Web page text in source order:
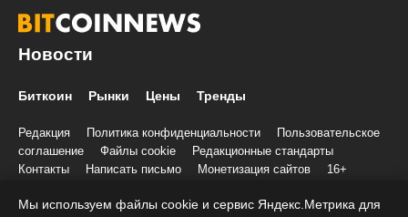
Новости
Биткоин Рынки Цены Тренды
Редакция Политика конфиденциальности
Пользовательское
соглашение
Файлы cookie
Редакционные стандарты
Контакты
Написать письмо Монетизация сайтов 16+
© 2020-2026 Все права и материалы принадлежат «БиткоинНьюс»
Мы используем файлы cookie и сервис Яндекс.Метрика для